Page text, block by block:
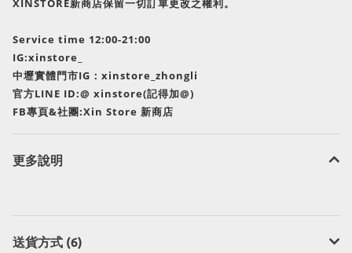
XINSTORE新商店保留一切訂單更改之權利。
Service time 12:00-21:00
IG:xinstore_
中壢實體門市IG：xinstore_zhongli
官方LINE ID:@ xinstore(記得加@)
FB專頁&社團:Xin Store 新商店
更多說明
送貨方式 (6)